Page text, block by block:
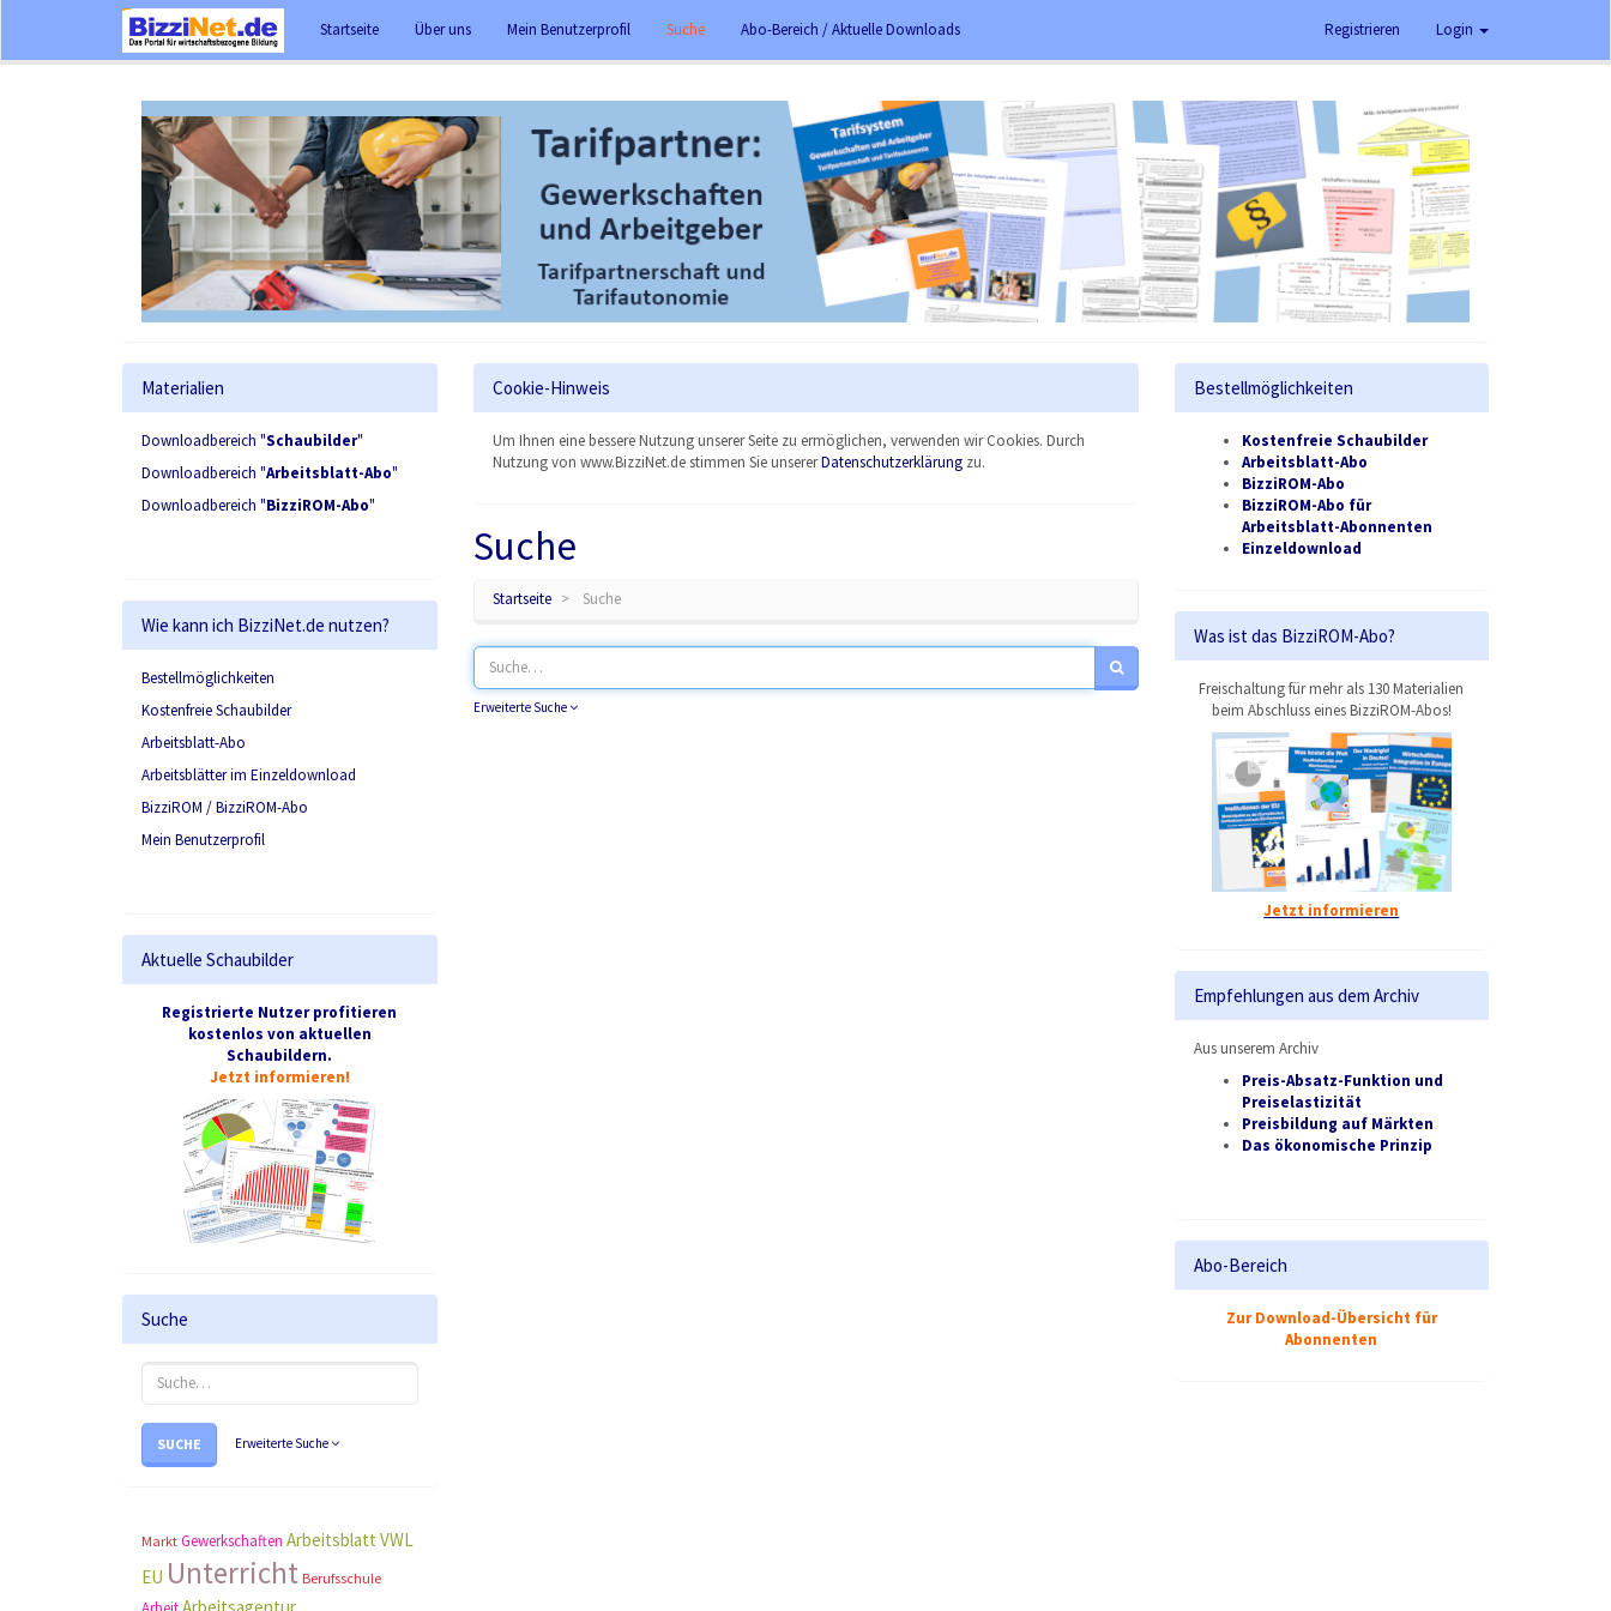
Startseite Über uns Mein Benutzerprofil Suche Abo-Bereich / Aktuelle Downloads Registrieren Login
Materialien
Downloadbereich "Schaubilder"
Downloadbereich "Arbeitsblatt-Abo"
Downloadbereich "BizziROM-Abo"
Wie kann ich BizziNet.de nutzen?
Bestellmöglichkeiten
Kostenfreie Schaubilder
Arbeitsblatt-Abo
Arbeitsblätter im Einzeldownload
BizziROM / BizziROM-Abo
Mein Benutzerprofil
Aktuelle Schaubilder
Registrierte Nutzer profitieren
kostenlos von aktuellen
Schaubildern.
Jetzt informieren!
Suche
SUCHE Erweiterte Suche
Markt Gewerkschaften Arbeitsblatt VWL
EU Unterricht Berufsschule
Arbeitsagentur
Cookie-Hinweis
Um Ihnen eine bessere Nutzung unserer Seite zu ermöglichen, verwenden wir Cookies. Durch
Nutzung von www.BizziNet.de stimmen Sie unsererDatenschutzerklärungzu.
Suche
Startseite Suche
Erweiterte Suche
Bestellmöglichkeiten
Kostenfreie Schaubilder
Arbeitsblatt-Abo
BizziROM-Abo
BizziROM-Abo für
Arbeitsblatt-Abonnenten
Einzeldownload
Was ist das BizziROM-Abo?
Freischaltung für mehr als 130 Materialien
beim Abschluss eines BizziROM-Abos!
Jetzt informieren
Empfehlungen aus dem Archiv
Aus unserem Archiv
Preis-Absatz-Funktion und
Preiselastizität
Preisbildung auf Märkten
Das ökonomische Prinzip
Abo-Bereich
Zur Download-Übersicht für
Abonnenten